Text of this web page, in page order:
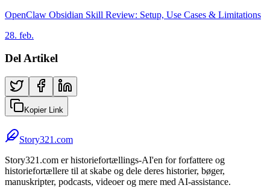
OpenClaw Obsidian Skill Review: Setup, Use Cases & Limitations
28. feb.
Del Artikel
Kopier Link
Story321.com
Story321.com er historiefortællings-AI'en for forfattere og
historiefortællere til at skabe og dele deres historier, bøger,
manuskripter, podcasts, videoer og mere med AI-assistance.